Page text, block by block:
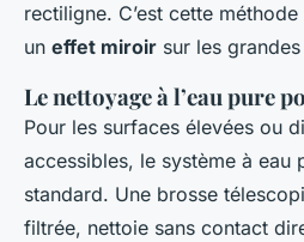
rectiligne. C’est cette
un effet miroir sur les
Le nettoyage à l’eau pure
Pour les surfaces élevées ou
accessibles, le système à eau
standard. Une brosse
filtrée, nettoie sans contact